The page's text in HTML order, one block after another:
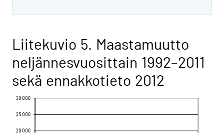
Liitekuvio 5. Maastamuutto
neljännesvuosittain 1992–2011
sekä ennakkotieto 2012